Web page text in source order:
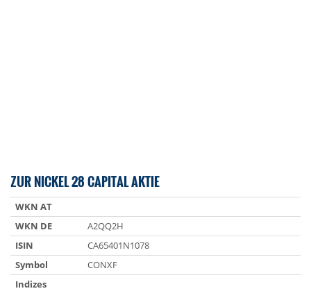
ZUR NICKEL 28 CAPITAL AKTIE
WKN AT
WKN DE
A2QQ2H
ISIN
CA65401N1078
Symbol
CONXF
Indizes